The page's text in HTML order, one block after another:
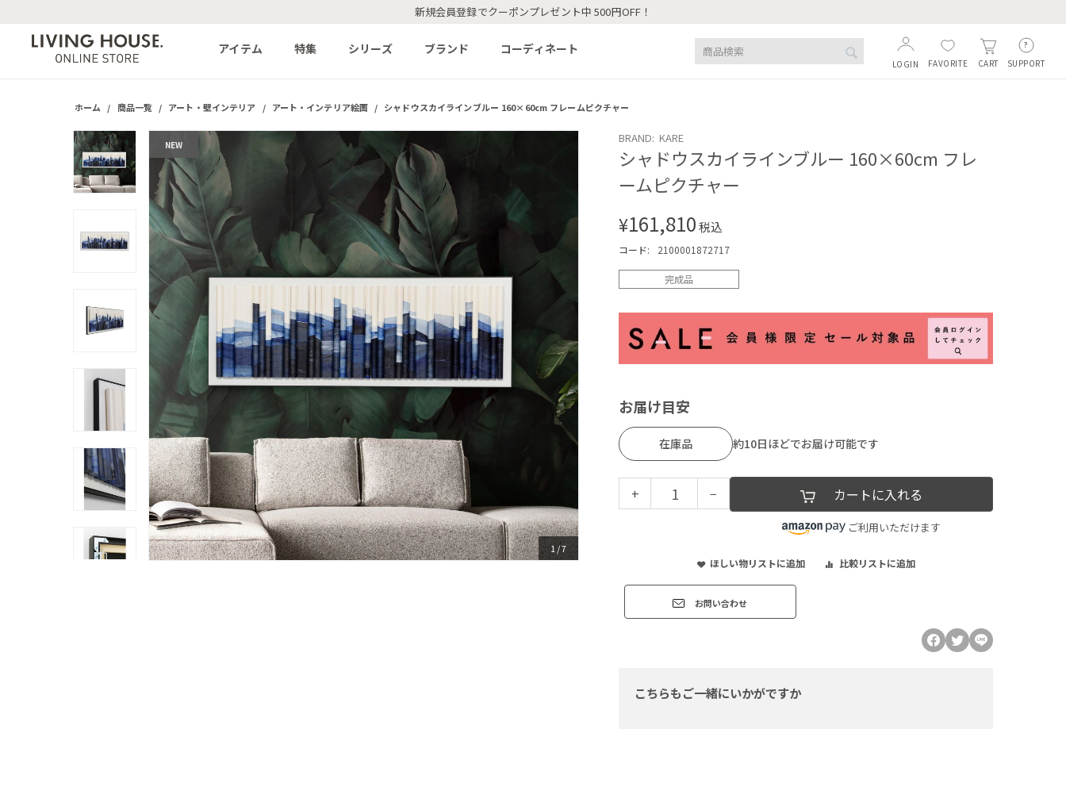
新規会員登録でクーポンプレゼント中 500円OFF！
アイテム 特集 シリーズ ブランド コーディネート
SUPPORT
CART
FAVORITE
LOGIN
ホーム / 商品一覧 / アート・壁インテリア / アート・インテリア絵画 / シャドウスカイラインブルー 160×60cm フレームピクチャー
NEW
1/7
BRAND: KARE
シャドウスカイラインブルー 160×60cm フレ
ームピクチャー
¥161,810税込
コード: 2100001872717
完成品
お届け目安
在庫品 約10日ほどでお届け可能です
+ − カートに入れる
ご利用いただけます
ほしい物リストに追加 比較リストに追加
お問い合わせ
こちらもご一緒にいかがですか